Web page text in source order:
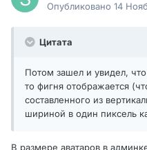
Опубликовано 14
Цитата
Потом зашел и увидел,
то фигня отображается
составленного из
шириной в один пиксель
В размере аватаров в